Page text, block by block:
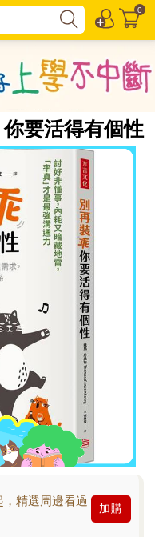
0
你要活得有個性
精選周邊看過
加購